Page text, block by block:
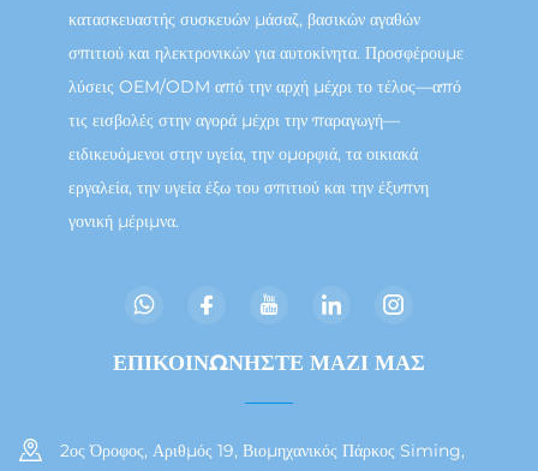
κατασκευαστής συσκευών μάσαζ, βασικών αγαθών
σπιτιού και ηλεκτρονικών για αυτοκίνητα. Προσφέρουμε
λύσεις OEM/ODM από την αρχή μέχρι το τέλος—από
τις εισβολές στην αγορά μέχρι την παραγωγή—
ειδικευόμενοι στην υγεία, την ομορφιά, τα οικιακά
εργαλεία, την υγεία έξω του σπιτιού και την έξυπνη
γονική μέριμνα.
ΕΠΙΚΟΙΝΩΝΗΣΤΕ ΜΑΖΙ ΜΑΣ
2ος Όροφος, Αριθμός 19, Βιομηχανικός Πάρκος Siming,